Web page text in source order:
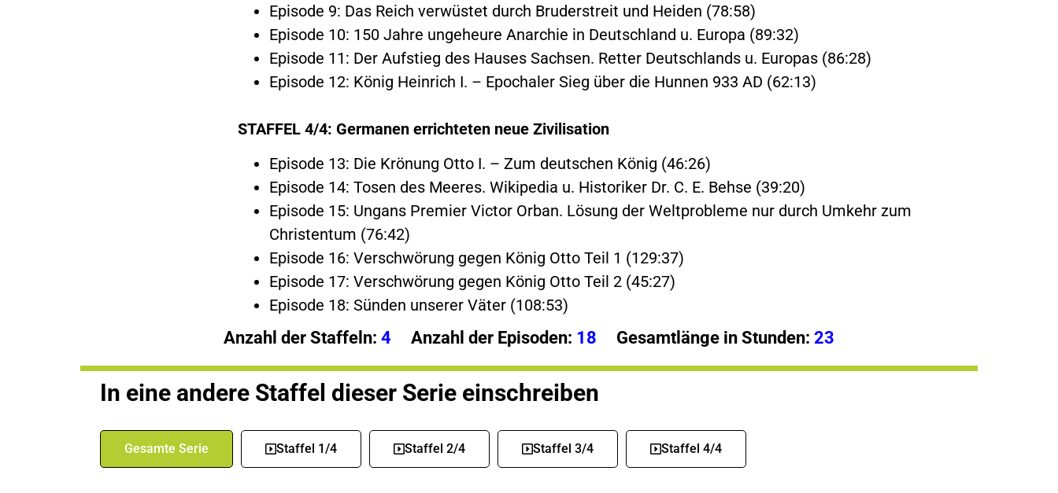
Episode 9: Das Reich verwüstet durch Bruderstreit und Heiden (78:58)
Episode 10: 150 Jahre ungeheure Anarchie in Deutschland u. Europa (89:32)
Episode 11: Der Aufstieg des Hauses Sachsen. Retter Deutschlands u. Europas (86:28)
Episode 12: König Heinrich I. – Epochaler Sieg über die Hunnen 933 AD (62:13)
STAFFEL 4/4: Germanen errichteten neue Zivilisation
Episode 13: Die Krönung Otto I. – Zum deutschen König (46:26)
Episode 14: Tosen des Meeres. Wikipedia u. Historiker Dr. C. E. Behse (39:20)
Episode 15: Ungans Premier Victor Orban. Lösung der Weltprobleme nur durch Umkehr zum
Christentum (76:42)
Episode 16: Verschwörung gegen König Otto Teil 1 (129:37)
Episode 17: Verschwörung gegen König Otto Teil 2 (45:27)
Episode 18: Sünden unserer Väter (108:53)
Anzahl der Staffeln: 4 Anzahl der Episoden: 18 Gesamtlänge in Stunden: 23
In eine andere Staffel dieser Serie einschreiben
Gesamte Serie Staffel 1/4 Staffel 2/4 Staffel 3/4 Staffel 4/4